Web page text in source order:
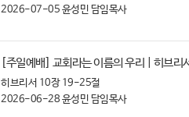
2026-07-05 윤성민 담임목사
[주일예배] 교회라는 이름의 우리 | 히브
히브리서 10장 19-25절
2026-06-28 윤성민 담임목사